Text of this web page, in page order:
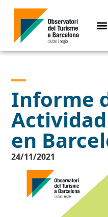
Informe
en
24/11/2021